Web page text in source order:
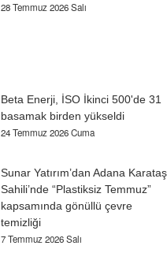
28 Temmuz 2026 Salı
Beta Enerji, İSO İkinci 500'de 31
basamak birden yükseldi
24 Temmuz 2026 Cuma
Sunar Yatırım’dan Adana Karataş
Sahili’nde “Plastiksiz Temmuz”
kapsamında gönüllü çevre
temizliği
7 Temmuz 2026 Salı